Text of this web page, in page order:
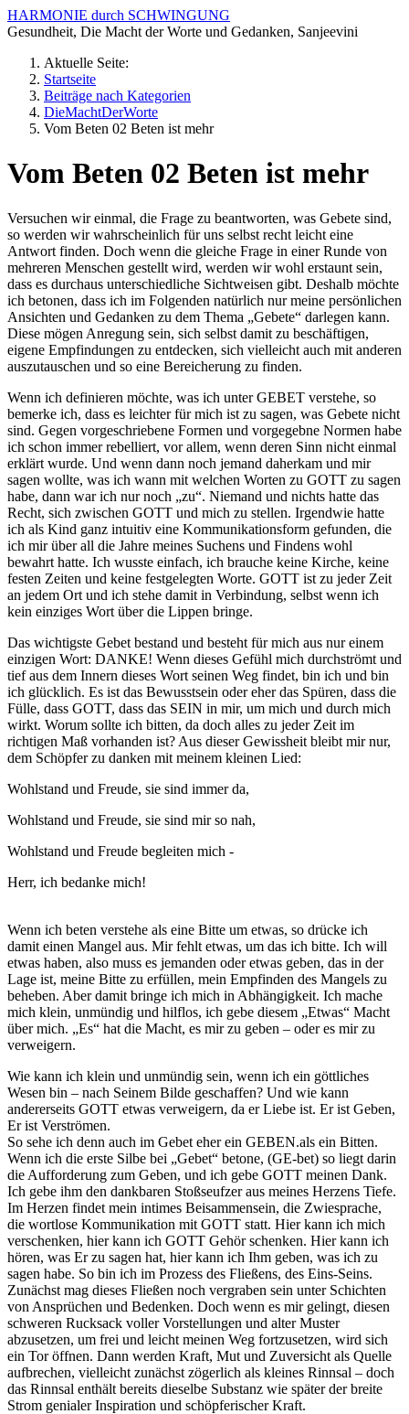
HARMONIE durch SCHWINGUNG
Gesundheit, Die Macht der Worte und Gedanken, Sanjeevini
Aktuelle Seite:
Startseite
Beiträge nach Kategorien
DieMachtDerWorte
Vom Beten 02 Beten ist mehr
Vom Beten 02 Beten ist mehr
Versuchen wir einmal, die Frage zu beantworten, was Gebete sind,
so werden wir wahrscheinlich für uns selbst recht leicht eine
Antwort finden. Doch wenn die gleiche Frage in einer Runde von
mehreren Menschen gestellt wird, werden wir wohl erstaunt sein,
dass es durchaus unterschiedliche Sichtweisen gibt. Deshalb möchte
ich betonen, dass ich im Folgenden natürlich nur meine persönlichen
Ansichten und Gedanken zu dem Thema „Gebete“ darlegen kann.
Diese mögen Anregung sein, sich selbst damit zu beschäftigen,
eigene Empfindungen zu entdecken, sich vielleicht auch mit anderen
auszutauschen und so eine Bereicherung zu finden.
Wenn ich definieren möchte, was ich unter GEBET verstehe, so
bemerke ich, dass es leichter für mich ist zu sagen, was Gebete nicht
sind. Gegen vorgeschriebene Formen und vorgegebne Normen habe
ich schon immer rebelliert, vor allem, wenn deren Sinn nicht einmal
erklärt wurde. Und wenn dann noch jemand daherkam und mir
sagen wollte, was ich wann mit welchen Worten zu GOTT zu sagen
habe, dann war ich nur noch „zu“. Niemand und nichts hatte das
Recht, sich zwischen GOTT und mich zu stellen. Irgendwie hatte
ich als Kind ganz intuitiv eine Kommunikationsform gefunden, die
ich mir über all die Jahre meines Suchens und Findens wohl
bewahrt hatte. Ich wusste einfach, ich brauche keine Kirche, keine
festen Zeiten und keine festgelegten Worte. GOTT ist zu jeder Zeit
an jedem Ort und ich stehe damit in Verbindung, selbst wenn ich
kein einziges Wort über die Lippen bringe.
Das wichtigste Gebet bestand und besteht für mich aus nur einem
einzigen Wort: DANKE! Wenn dieses Gefühl mich durchströmt und
tief aus dem Innern dieses Wort seinen Weg findet, bin ich und bin
ich glücklich. Es ist das Bewusstsein oder eher das Spüren, dass die
Fülle, dass GOTT, dass das SEIN in mir, um mich und durch mich
wirkt. Worum sollte ich bitten, da doch alles zu jeder Zeit im
richtigen Maß vorhanden ist? Aus dieser Gewissheit bleibt mir nur,
dem Schöpfer zu danken mit meinem kleinen Lied:
Wohlstand und Freude, sie sind immer da,
Wohlstand und Freude, sie sind mir so nah,
Wohlstand und Freude begleiten mich -
Herr, ich bedanke mich!
Wenn ich beten verstehe als eine Bitte um etwas, so drücke ich
damit einen Mangel aus. Mir fehlt etwas, um das ich bitte. Ich will
etwas haben, also muss es jemanden oder etwas geben, das in der
Lage ist, meine Bitte zu erfüllen, mein Empfinden des Mangels zu
beheben. Aber damit bringe ich mich in Abhängigkeit. Ich mache
mich klein, unmündig und hilflos, ich gebe diesem „Etwas“ Macht
über mich. „Es“ hat die Macht, es mir zu geben – oder es mir zu
verweigern.
Wie kann ich klein und unmündig sein, wenn ich ein göttliches
Wesen bin – nach Seinem Bilde geschaffen? Und wie kann
andererseits GOTT etwas verweigern, da er Liebe ist. Er ist Geben,
Er ist Verströmen.
So sehe ich denn auch im Gebet eher ein GEBEN.als ein Bitten.
Wenn ich die erste Silbe bei „Gebet“ betone, (GE-bet) so liegt darin
die Aufforderung zum Geben, und ich gebe GOTT meinen Dank.
Ich gebe ihm den dankbaren Stoßseufzer aus meines Herzens Tiefe.
Im Herzen findet mein intimes Beisammensein, die Zwiesprache,
die wortlose Kommunikation mit GOTT statt. Hier kann ich mich
verschenken, hier kann ich GOTT Gehör schenken. Hier kann ich
hören, was Er zu sagen hat, hier kann ich Ihm geben, was ich zu
sagen habe. So bin ich im Prozess des Fließens, des Eins-Seins.
Zunächst mag dieses Fließen noch vergraben sein unter Schichten
von Ansprüchen und Bedenken. Doch wenn es mir gelingt, diesen
schweren Rucksack voller Vorstellungen und alter Muster
abzusetzen, um frei und leicht meinen Weg fortzusetzen, wird sich
ein Tor öffnen. Dann werden Kraft, Mut und Zuversicht als Quelle
aufbrechen, vielleicht zunächst zögerlich als kleines Rinnsal – doch
das Rinnsal enthält bereits dieselbe Substanz wie später der breite
Strom genialer Inspiration und schöpferischer Kraft.